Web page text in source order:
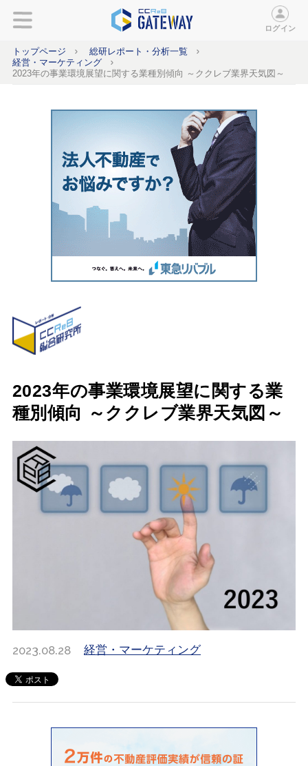
ログイン
トップページ
総研レポート・分析一覧
経営・マーケティング
2023年の事業環境展望に関する業種別傾向 ～ククレブ業界天気図～
2023年の事業環境展望に関する業
種別傾向 ～ククレブ業界天気図～
2023.08.28 経営・マーケティング